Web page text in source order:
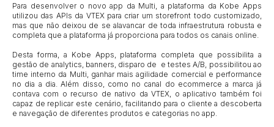
Para desenvolver o novo app da Multi, a plataforma da Kobe Apps
utilizou das APIs da VTEX para criar um storefront todo customizado,
mas que não deixou de se alavancar de toda infraestrutura robusta e
completa que a plataforma já proporciona para todos os canais online.
Desta forma, a Kobe Apps, plataforma completa que possibilita a
gestão de analytics, banners, disparo de e testes A/B, possibilitou ao
time interno da Multi, ganhar mais agilidade comercial e performance
no dia a dia. Além disso, como no canal do ecommerce a marca já
contava com o recurso de nativo da VTEX, o aplicativo também foi
capaz de replicar este cenário, facilitando para o cliente a descoberta
e navegação de diferentes produtos e categorias no app.